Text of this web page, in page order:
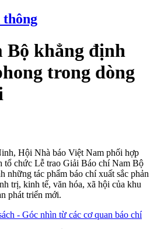
thông
Bộ khẳng định
trong dòng
Hội Nhà báo Việt Nam phối hợp
chức Lễ trao Giải Báo chí Nam Bộ
những tác phẩm báo chí xuất sắc phản
trị, kinh tế, văn hóa, xã hội của khu
phát triển mới.
- Góc nhìn từ các cơ quan báo chí